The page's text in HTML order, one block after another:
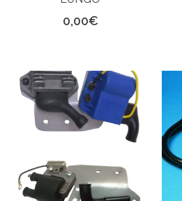
0,00€